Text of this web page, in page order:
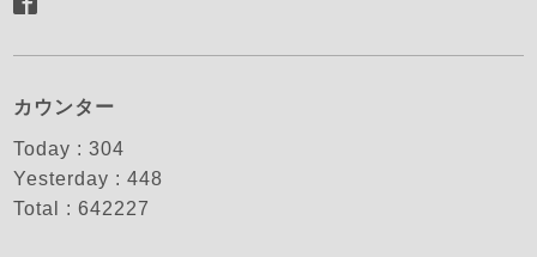
カウンター
Today :304
Yesterday :448
Total :642227